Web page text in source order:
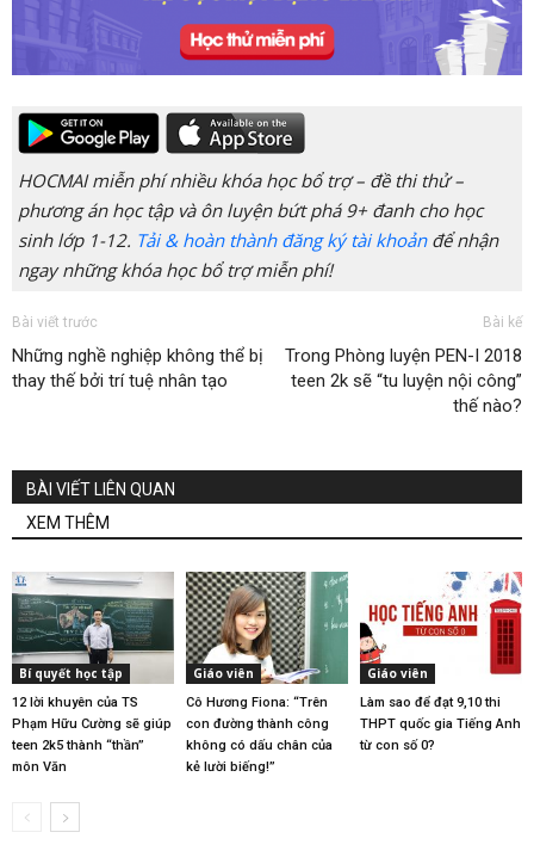
HOCMAI miễn phí nhiều khóa học bổ trợ – đề thi thử –
phương án học tập và ôn luyện bứt phá 9+ đanh cho học
sinh lớp 1-12. Tải & hoàn thành đăng ký tài khoảnđể nhận
ngay những khóa học bổ trợ miễn phí!
Bài viết trước
Những nghề nghiệp không thể bị
thay thế bởi trí tuệ nhân tạo
Bài kế
Trong Phòng luyện PEN-I 2018
teen 2k sẽ “tu luyện nội công”
thế nào?
BÀI VIẾT LIÊN QUAN
XEM THÊM
Bí quyết học tập
12 lời khuyên của TS
Phạm Hữu Cường sẽ giúp
teen 2k5 thành “thần”
môn Văn
Giáo viên
Cô Hương Fiona: “Trên
con đường thành công
không có dấu chân của
kẻ lười biếng!”
Giáo viên
Làm sao để đạt 9,10 thi
THPT quốc gia Tiếng Anh
từ con số 0?